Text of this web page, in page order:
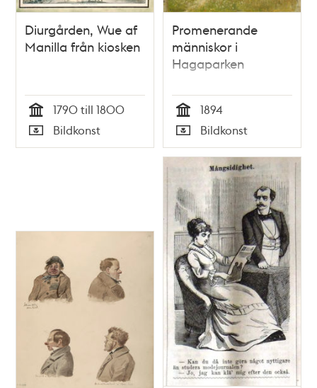
Diurgården, Wue af
Manilla från kiosken
Tid
1790 till 1800
Typ
Bildkonst
Promenerande
människor i
Hagaparken
Tid
1894
Typ
Bildkonst